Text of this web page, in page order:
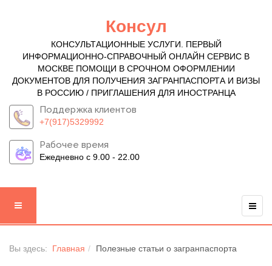
Консул
КОНСУЛЬТАЦИОННЫЕ УСЛУГИ. ПЕРВЫЙ
ИНФОРМАЦИОННО-СПРАВОЧНЫЙ ОНЛАЙН СЕРВИС В
МОСКВЕ ПОМОЩИ В СРОЧНОМ ОФОРМЛЕНИИ
ДОКУМЕНТОВ ДЛЯ ПОЛУЧЕНИЯ ЗАГРАНПАСПОРТА И ВИЗЫ
В РОССИЮ / ПРИГЛАШЕНИЯ ДЛЯ ИНОСТРАНЦА
Поддержка клиентов
+7(917)5329992
Рабочее время
Ежедневно с 9.00 - 22.00
Вы здесь: Главная Полезные статьи о загранпаспорта